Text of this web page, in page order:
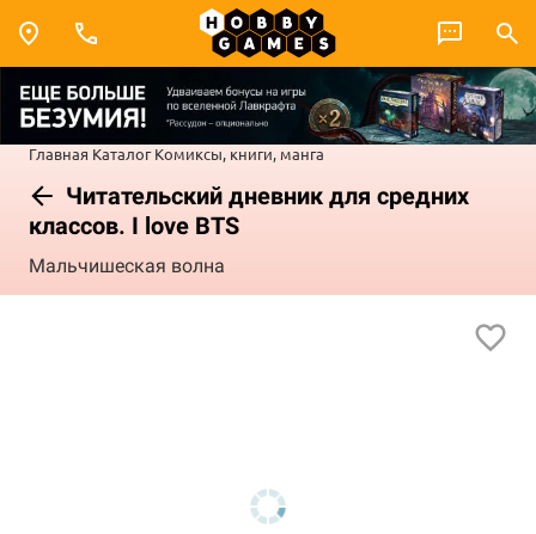
Главная Каталог Комиксы, книги, манга
Читательский дневник для средних
классов. I love BTS
Мальчишеская волна